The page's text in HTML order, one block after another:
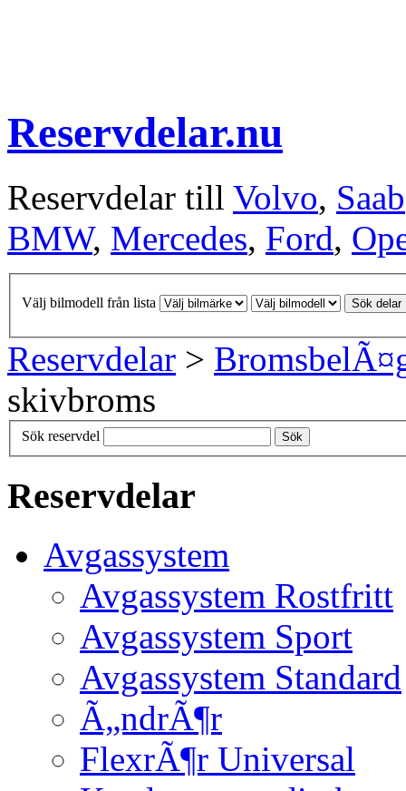
Reservdelar.nu
Reservdelar till Volvo, Saab
BMW, Mercedes, Ford,
Välj bilmodell från lista Sök delar
Reservdelar >
skivbroms
Sök reservdel Sök
Reservdelar
Avgassystem
Avgassystem Rostfritt
Avgassystem Sport
Avgassystem Standard
Ã„ndrÃ¶r
FlexrÃ¶r Universal